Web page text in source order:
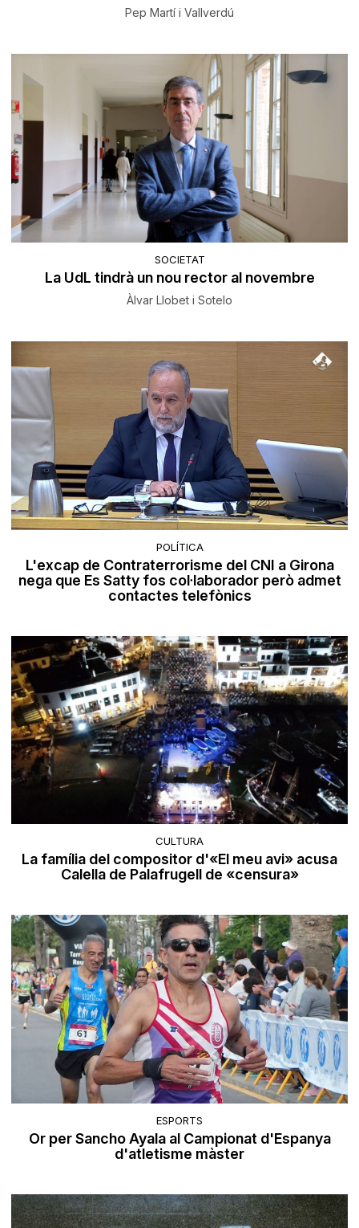
Pep Martí i Vallverdú
SOCIETAT
La UdL tindrà un nou rector al novembre
Àlvar Llobet i Sotelo
POLÍTICA
L'excap de Contraterrorisme del CNI a Girona
nega que Es Satty fos col·laborador però admet
contactes telefònics
CULTURA
La família del compositor d'«El meu avi» acusa
Calella de Palafrugell de «censura»
ESPORTS
Or per Sancho Ayala al Campionat d'Espanya
d'atletisme màster